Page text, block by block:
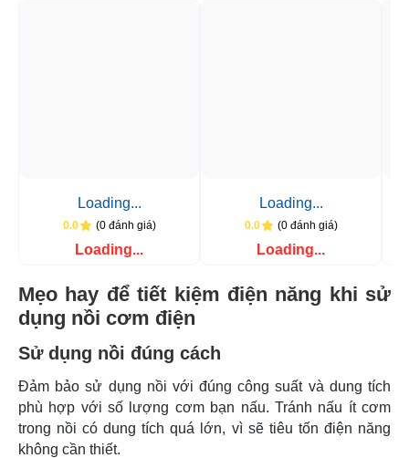
Loading...
0.0 (0 đánh giá)
Loading...
Loading...
0.0 (0 đánh giá)
Loading...
Mẹo hay để tiết kiệm điện năng khi sử
dụng nồi cơm điện
Sử dụng nồi đúng cách
Đảm bảo sử dụng nồi với đúng công suất và dung tích
phù hợp với số lượng cơm bạn nấu. Tránh nấu ít cơm
trong nồi có dung tích quá lớn, vì sẽ tiêu tốn điện năng
không cần thiết.